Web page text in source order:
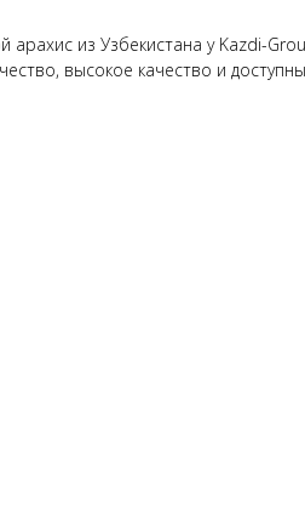
арахис из Узбекистана у Kazdi-
высокое качество и